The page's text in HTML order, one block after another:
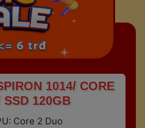
1014/ CORE
120GB
Core 2 Duo